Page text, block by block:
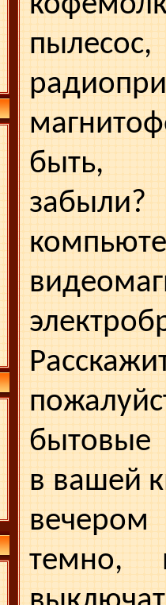
быть,
быто­вые
в вашей
темно,